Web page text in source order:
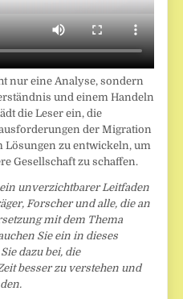
nur eine Analyse, sondern
und einem Handeln
die Leser ein, die
der Migration
Lösungen zu entwickeln, um
Gesellschaft zu schaffen.
unverzichtbarer Leitfaden
Forscher und alle, die an
mit dem Thema
Sie ein in dieses
dazu bei, die
besser zu verstehen und